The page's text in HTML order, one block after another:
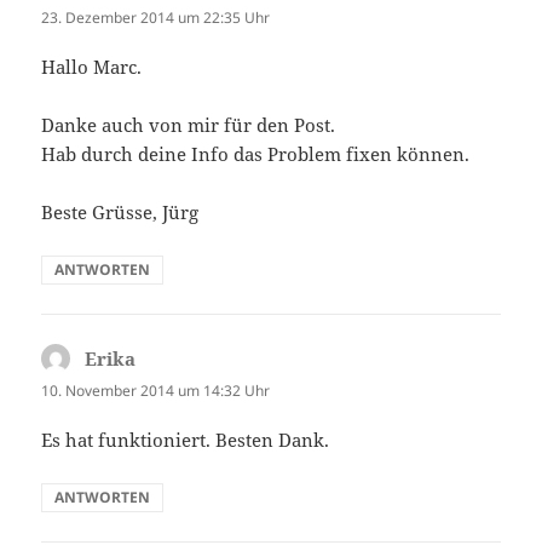
23. Dezember 2014 um 22:35 Uhr
Hallo Marc.
Danke auch von mir für den Post.
Hab durch deine Info das Problem fixen können.
Beste Grüsse, Jürg
ANTWORTEN
Erika
10. November 2014 um 14:32 Uhr
Es hat funktioniert. Besten Dank.
ANTWORTEN